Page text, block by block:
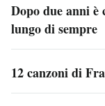
Dopo due anni è
lungo di sempre
12 canzoni di